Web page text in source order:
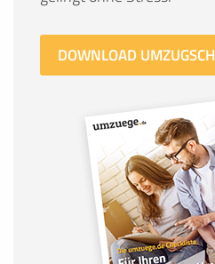
DOWNLOAD